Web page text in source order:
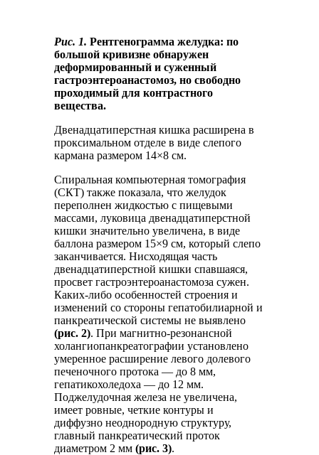
Рис. 1. Рентгенограмма желудка: по
большой кривизне обнаружен
деформированный и суженный
гастроэнтероанастомоз, но свободно
проходимый для контрастного
вещества.
Двенадцатиперстная кишка расширена в
проксимальном отделе в виде слепого
кармана размером 14×8 см.
Спиральная компьютерная томография
(СКТ) также показала, что желудок
переполнен жидкостью с пищевыми
массами, луковица двенадцатиперстной
кишки значительно увеличена, в виде
баллона размером 15×9 см, который слепо
заканчивается. Нисходящая часть
двенадцатиперстной кишки спавшаяся,
просвет гастроэнтероанастомоза сужен.
Каких-либо особенностей строения и
изменений со стороны гепатобилиарной и
панкреатической системы не выявлено
(рис. 2). При магнитно-резонансной
холангиопанкреатографии установлено
умеренное расширение левого долевого
печеночного протока — до 8 мм,
гепатикохоледоха — до 12 мм.
Поджелудочная железа не увеличена,
имеет ровные, четкие контуры и
диффузно неоднородную структуру,
главный панкреатический проток
диаметром 2 мм(рис. 3).